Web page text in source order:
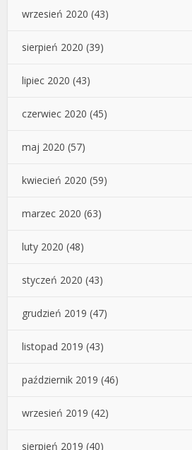
wrzesień 2020 (43)
sierpień 2020 (39)
lipiec 2020 (43)
czerwiec 2020 (45)
maj 2020 (57)
kwiecień 2020 (59)
marzec 2020 (63)
luty 2020 (48)
styczeń 2020 (43)
grudzień 2019 (47)
listopad 2019 (43)
październik 2019 (46)
wrzesień 2019 (42)
sierpień 2019 (40)